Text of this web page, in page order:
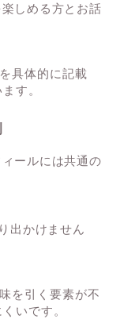
しめる方とお話
具体的に記載
す。
ールには共通の
出かけません
を引く要素が不
いです。